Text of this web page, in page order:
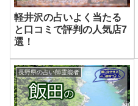
軽井沢の占いよく当たる
と口コミで評判の人気店7
選！
長野県の占い師霊能者